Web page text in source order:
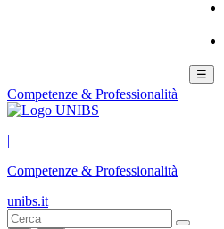
☰
Competenze & Professionalità
|
Competenze & Professionalità
unibs.it